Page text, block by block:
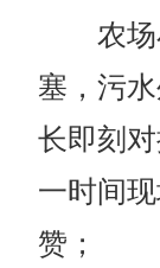
农场
塞，污
长即刻
一时间
赞；